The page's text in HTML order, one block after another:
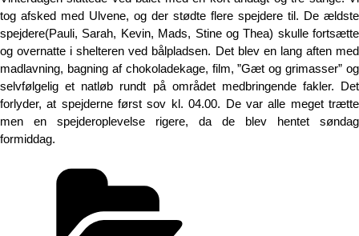
tog afsked med Ulvene, og der stødte flere spejdere til. De ældste
spejdere(Pauli, Sarah, Kevin, Mads, Stine og Thea) skulle fortsætte
og overnatte i shelteren ved bålpladsen. Det blev en lang aften med
madlavning, bagning af chokoladekage, film, ”Gæt og grimasser” og
selvfølgelig et natløb rundt på området medbringende fakler. Det
forlyder, at spejderne først sov kl. 04.00. De var alle meget trætte
men en spejderoplevelse rigere, da de blev hentet søndag
formiddag.